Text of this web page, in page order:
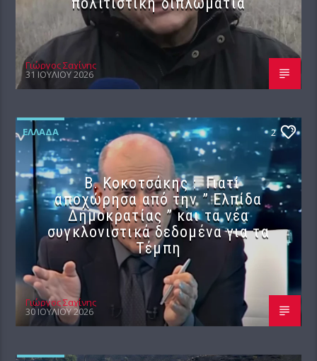
Γιώργος Σαχίνης
31 ΙΟΥΛΊΟΥ 2026
ΕΛΛΆΔΑ 2
Β. Κοκοτσάκης : Γιατί
αποχώρησα από την ” Ελπίδα
Δημοκρατίας ” και τα νέα
συγκλονιστικά δεδομένα για τα
Τέμπη
Γιώργος Σαχίνης
30 ΙΟΥΛΊΟΥ 2026